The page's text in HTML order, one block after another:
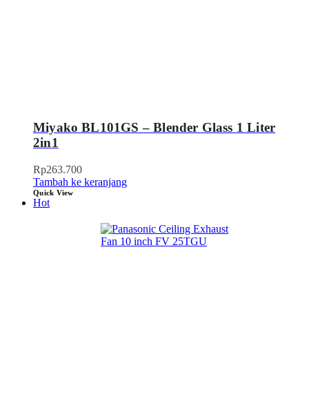
Miyako BL101GS – Blender Glass 1 Liter
2in1
Rp263.700
Tambah ke keranjang
Quick View
Hot